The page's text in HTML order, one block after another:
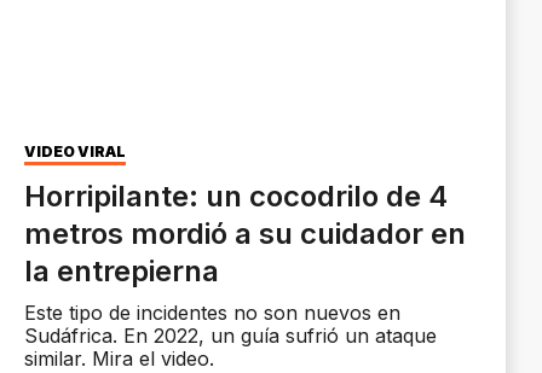
VIDEO VIRAL
Horripilante: un cocodrilo de 4
metros mordió a su cuidador en
la entrepierna
Este tipo de incidentes no son nuevos en
Sudáfrica. En 2022, un guía sufrió un ataque
similar. Mira el video.